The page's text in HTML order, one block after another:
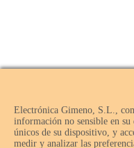
Electrónica Gimeno, S.L.,
información no sensible en
únicos de su dispositivo, y
medir y analizar las